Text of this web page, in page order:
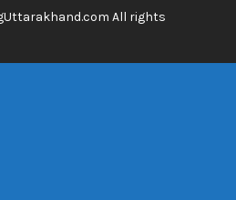
All rights